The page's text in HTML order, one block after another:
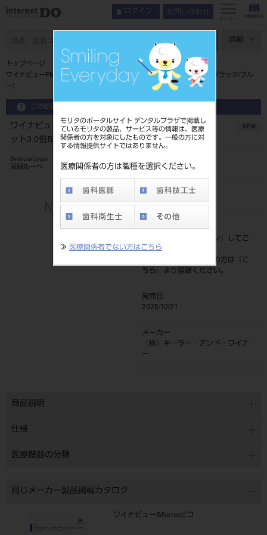
モリタのポータルサイト デンタルプラザで掲載し
ているモリタの製品、サービス等の情報は、医療
関係者の方を対象にしたものです。一般の方に対
する情報提供サイトではありません。
医療関係者の方は職種を選択ください。
≫ 医療関係者でない方はこちら
ログイン お問い合わせ
メニュー
詳細
トップページ
ワイナビューPMフレームフリップアップ･PMルーペセット3.0倍B/BL(ブラック/ブル
ー)
この商品に関するお問い合わせ
ワイナビューPMフレームフリップアップ･PMルーペセ
ット3.0倍B/BL(ブラック/ブルー)
NEW
Binocular Loupe
双眼ルーペ
品目コード
標準価格
ログイン
』してご
覧ください。
ネット会員登録がまだの方は『
こ
ちら
』より登録ください。
発売日
2025/10/21
メーカー
（株）キーラー・アンド・ワイナ
ー
商品説明
仕様
医療機器の分類
同じメーカー製品掲載カタログ
ワイナビュー&Nanoピコ